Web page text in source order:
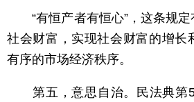
“有恒产者有恒心”，这条规定
社会财富，实现社会财富的增长
有序的市场经济秩序。
第五，意思自治。民法典第5